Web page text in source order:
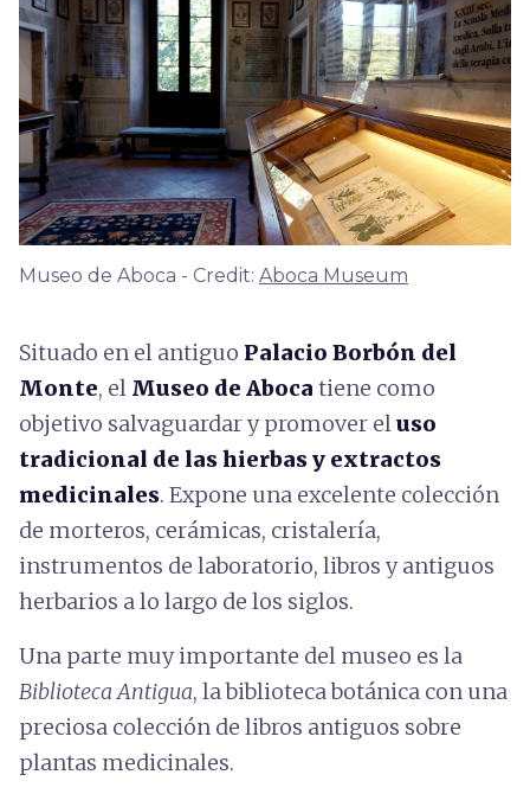
Museo de Aboca - Credit: Aboca Museum
Situado en el antiguo Palacio Borbón del
Monte, el Museo de Aboca tiene como
objetivo salvaguardar y promover eluso
tradicional de las hierbas y extractos
medicinales. Expone una excelente colección
de morteros, cerámicas, cristalería,
instrumentos de laboratorio, libros y antiguos
herbarios a lo largo de los siglos.
Una parte muy importante del museo es la
Biblioteca Antigua, la biblioteca botánica con una
preciosa colección de libros antiguos sobre
plantas medicinales.